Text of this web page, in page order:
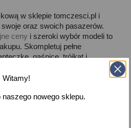
w sklepie tomczesci.pl i
oraz swoich pasazerów.
ceny i szeroki wybór modeli to
Skompletuj pełne
gaśnicę, trójkąt i

Witamy!
nowego sklepu.